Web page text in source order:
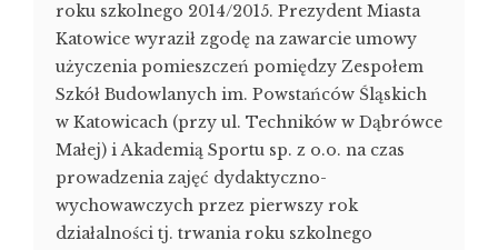
roku szkolnego 2014/2015. Prezydent Miasta
Katowice wyraził zgodę na zawarcie umowy
użyczenia pomieszczeń pomiędzy Zespołem
Szkół Budowlanych im. Powstańców Śląskich
w Katowicach (przy ul. Techników w Dąbrówce
Małej) i Akademią Sportu sp. z o.o. na czas
prowadzenia zajęć dydaktyczno-
wychowawczych przez pierwszy rok
działalności tj. trwania roku szkolnego